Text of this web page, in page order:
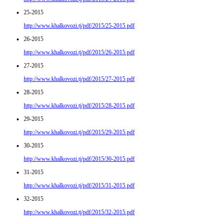
25-2015
http://www.khalkovozi.tj/pdf/2015/25-2015.pdf
26-2015
http://www.khalkovozi.tj/pdf/2015/26-2015.pdf
27-2015
http://www.khalkovozi.tj/pdf/2015/27-2015.pdf
28-2015
http://www.khalkovozi.tj/pdf/2015/28-2015.pdf
29-2015
http://www.khalkovozi.tj/pdf/2015/29-2015.pdf
30-2015
http://www.khalkovozi.tj/pdf/2015/30-2015.pdf
31-2015
http://www.khalkovozi.tj/pdf/2015/31-2015.pdf
32-2015
http://www.khalkovozi.tj/pdf/2015/32-2015.pdf